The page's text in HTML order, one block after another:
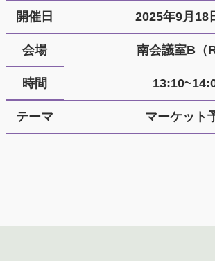
開催日 2025年9月18
会場 南会議室B（
時間
テーマ マーケット